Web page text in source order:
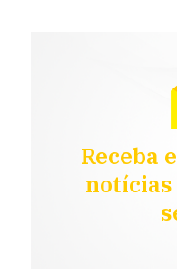
Receba
notícias